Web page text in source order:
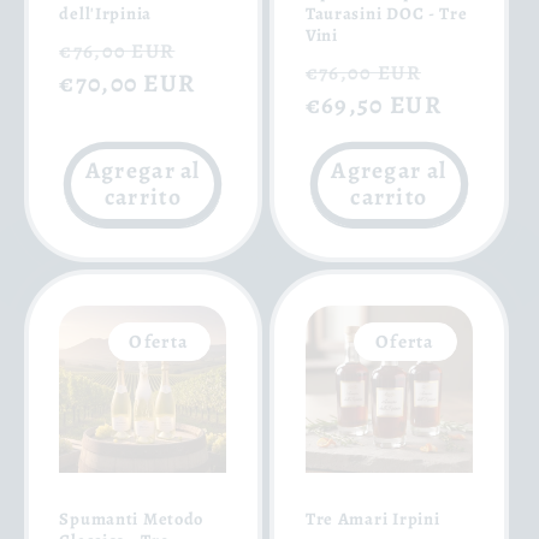
dell'Irpinia
Precio
habitual
€76,00 EUR
de
€70,00 EUR
Agregar al
carrito
Taurasini DOC - Tre
Vini
Precio
habitual
€76,00 EUR
de
oferta
€69,50 EUR
Agregar al
carrito
Oferta
Spumanti Metodo
Oferta
Tre Amari Irpini